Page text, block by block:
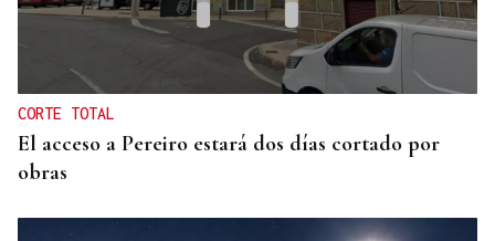
CORTE TOTAL
El acceso a Pereiro estará dos días cortado por
obras